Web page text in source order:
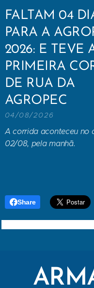
FALTAM 04
PARA A
2026: E TEVE
PRIMEIRA
DE RUA DA
AGROPEC
04/08/2026
A corrida aconteceu no
02/08, pela manhã.
Share